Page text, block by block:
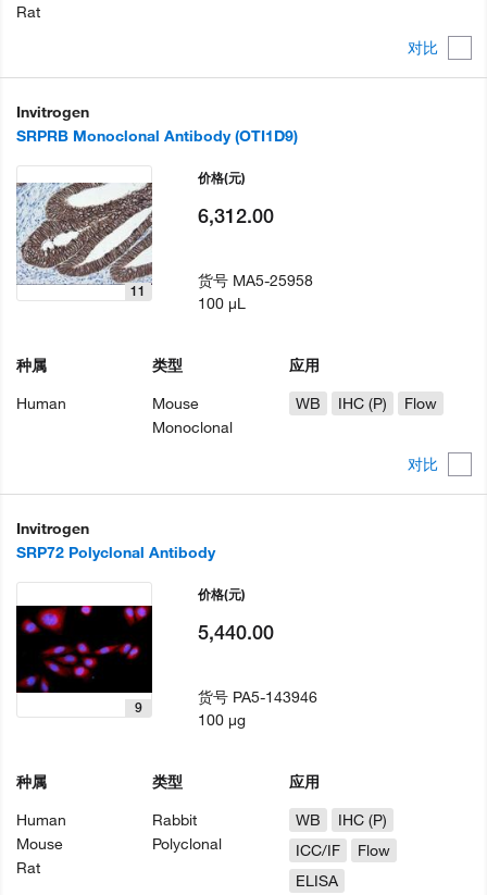
对比
Rat
Invitrogen
SRPRB Monoclonal Antibody (OTI1D9)
对比
11
种属
Human
类型
Mouse
Monoclonal
应用
WB
IHC (P) Flow
价格(元)
6,312.00
货号 MA5-25958
100 µL
Invitrogen
SRP72 Polyclonal Antibody
9
种属
Human
Mouse
Rat
类型
Rabbit
Polyclonal
应用
WB
IHC (P)
ICC/IF
Flow
ELISA
价格(元)
5,440.00
货号 PA5-143946
100 µg